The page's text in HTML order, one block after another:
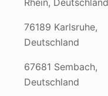
76189 Karlsruhe,
Deutschland
67681 Sembach,
Deutschland